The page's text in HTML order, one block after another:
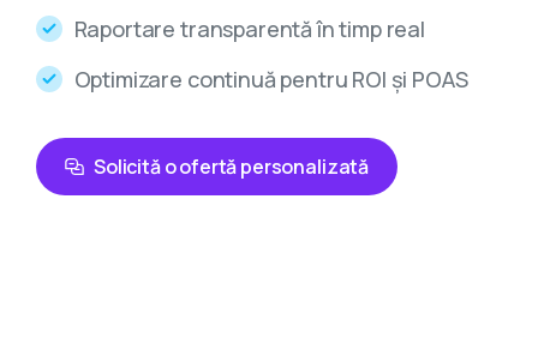
Raportare transparentă în timp real
Optimizare continuă pentru ROI și POAS
Solicită o ofertă personalizată